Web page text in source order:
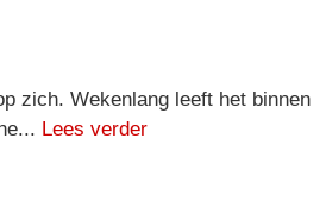
zich. Wekenlang leeft het binnen
Lees verder